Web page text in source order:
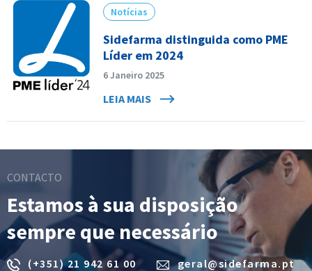
Notícias
Sidefarma distinguida como PME
Líder em 2024
6 Janeiro 2025
LEIA MAIS
CONTACTO
Estamos à sua disposição
sempre que necessário
(+351) 21 942 61 00 geral@sidefarma.pt